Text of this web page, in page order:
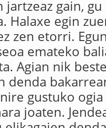
jartzeaz gain,
Halaxe egin
zen etorri.
emateko
Agian nik
denda
gustuko
joaten.